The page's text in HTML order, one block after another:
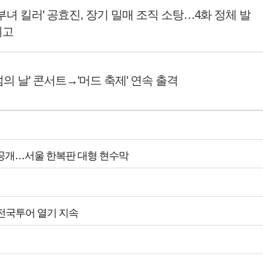
녀 킬러' 공효진, 장기 밀매 조직 소탕…4화 정체 발
의 날' 콘서트→'머드 축제' 연속 출격
개…서울 한복판 대형 현수막
국투어 열기 지속